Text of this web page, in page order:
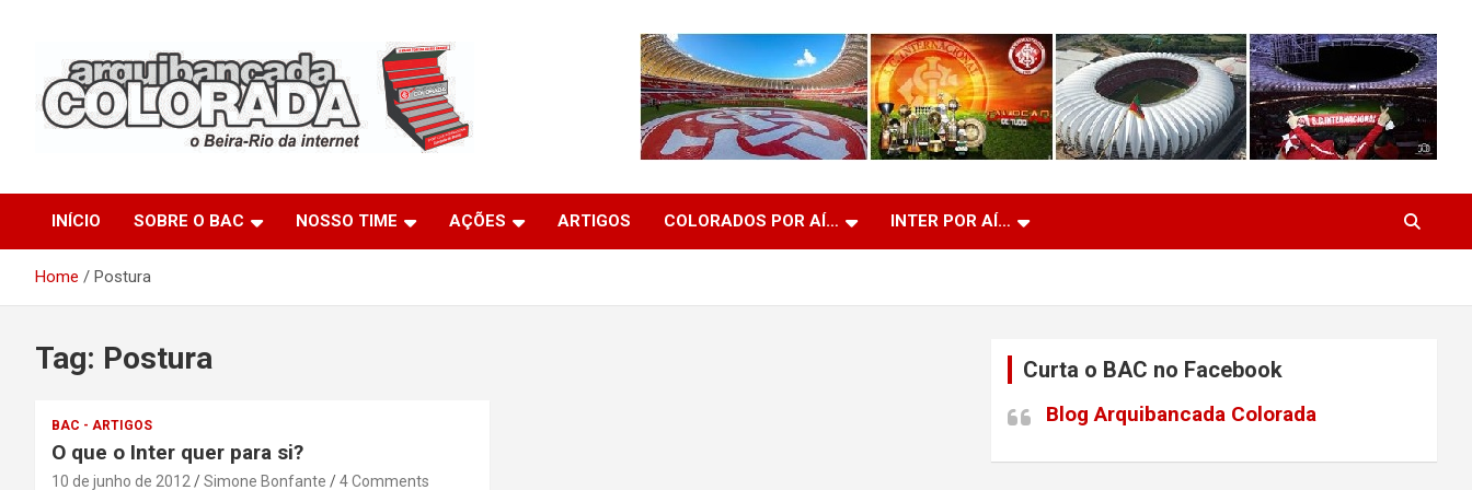
Arquibancada Colorada
INÍCIO SOBRE O BAC NOSSO TIME AÇÕES ARTIGOS COLORADOS POR AÍ… INTER POR AÍ…
Home Postura
Tag: Postura
BAC - ARTIGOS
O que o Inter quer para si?
10 de junho de 2012 Simone Bonfante 4 Comments
Curta o BAC no Facebook
Blog Arquibancada Colorada